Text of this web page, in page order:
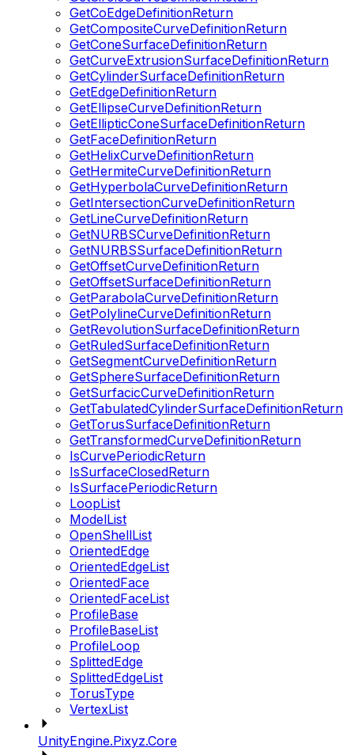
GetCoEdgeDefinitionReturn
GetCompositeCurveDefinitionReturn
GetConeSurfaceDefinitionReturn
GetCurveExtrusionSurfaceDefinitionReturn
GetCylinderSurfaceDefinitionReturn
GetEdgeDefinitionReturn
GetEllipseCurveDefinitionReturn
GetEllipticConeSurfaceDefinitionReturn
GetFaceDefinitionReturn
GetHelixCurveDefinitionReturn
GetHermiteCurveDefinitionReturn
GetHyperbolaCurveDefinitionReturn
GetIntersectionCurveDefinitionReturn
GetLineCurveDefinitionReturn
GetNURBSCurveDefinitionReturn
GetNURBSSurfaceDefinitionReturn
GetOffsetCurveDefinitionReturn
GetOffsetSurfaceDefinitionReturn
GetParabolaCurveDefinitionReturn
GetPolylineCurveDefinitionReturn
GetRevolutionSurfaceDefinitionReturn
GetRuledSurfaceDefinitionReturn
GetSegmentCurveDefinitionReturn
GetSphereSurfaceDefinitionReturn
GetSurfacicCurveDefinitionReturn
GetTabulatedCylinderSurfaceDefinitionReturn
GetTorusSurfaceDefinitionReturn
GetTransformedCurveDefinitionReturn
IsCurvePeriodicReturn
IsSurfaceClosedReturn
IsSurfacePeriodicReturn
LoopList
ModelList
OpenShellList
OrientedEdge
OrientedEdgeList
OrientedFace
OrientedFaceList
ProfileBase
ProfileBaseList
ProfileLoop
SplittedEdge
SplittedEdgeList
TorusType
VertexList
UnityEngine.Pixyz.Core